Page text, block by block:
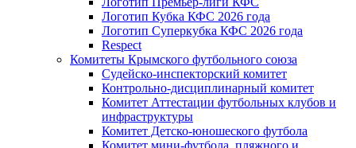
Логотип Кубка КФС 2026 года
Логотип Суперкубка КФС 2026 года
Respect
Комитеты Крымского футбольного союза
Судейско-инспекторский комитет
Контрольно-дисциплинарный комитет
Комитет Аттестации футбольных клубов и
инфраструктуры
Комитет Детско-юношеского футбола
Комитет мини-футбола, пляжного и